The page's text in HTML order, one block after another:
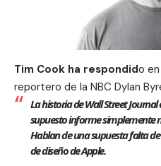
Tim Cook ha respondido
reportero de la NBC Dylan
La historia deWall Street Journal
supuesto informe simplemente
Hablan de una supuesta falta
de diseño de Apple.